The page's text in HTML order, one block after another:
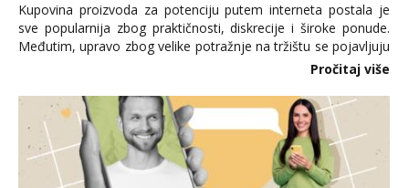
Kupovina proizvoda za potenciju putem interneta postala je
sve popularnija zbog praktičnosti, diskrecije i široke ponude.
Međutim, upravo zbog velike potražnje na tržištu se pojavljuju
i brojni krivotvoreni proizvodi, nepouzdane internetske
Pročitaj više